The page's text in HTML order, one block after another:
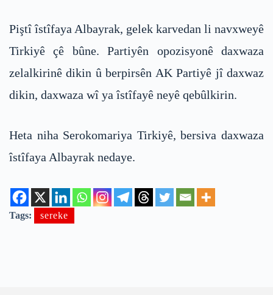
Piştî îstîfaya Albayrak, gelek karvedan li navxweyê
Tirkiyê çê bûne. Partiyên opozisyonê daxwaza
zelalkirinê dikin û berpirsên AK Partiyê jî daxwaz
dikin, daxwaza wî ya îstîfayê neyê qebûlkirin.
Heta niha Serokomariya Tirkiyê, bersiva daxwaza
îstîfaya Albayrak nedaye.
Tags: sereke